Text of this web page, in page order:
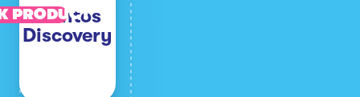
Mentos
Discovery
PRODUCT